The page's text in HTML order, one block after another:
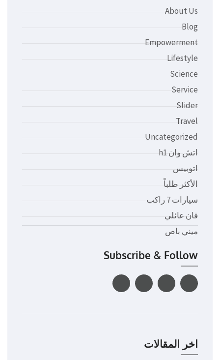
About Us
Blog
Empowerment
Lifestyle
Science
Service
Slider
Travel
Uncategorized
اتش وان h1
اتوبيس
الأكثر طلباً
سيارات 7 راكب
فان عائلي
ميني باص
Subscribe & Follow
اخر المقالات